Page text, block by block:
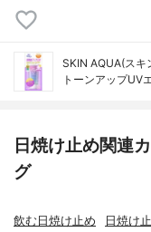
SKIN AQUA(スキ
トーンアップUV
日焼け止め関連
グ
飲む日焼け止め 日焼け